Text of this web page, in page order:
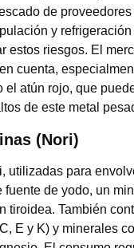
de
y
estos riesgos. El
cuenta,
el atún rojo, que
de este metal
(Nori)
utilizadas para
fuente de yodo, un
tiroidea. También
E y K) y minerales